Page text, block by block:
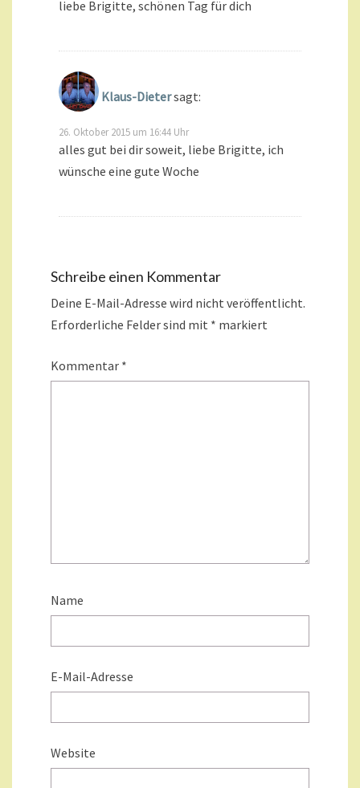
liebe Brigitte, schönen Tag für dich
Klaus-Dietersagt:
26. Oktober 2015 um 16:44 Uhr
alles gut bei dir soweit, liebe Brigitte, ich
wünsche eine gute Woche
Schreibe einen Kommentar
Deine E-Mail-Adresse wird nicht veröffentlicht.
Erforderliche Felder sind mit * markiert
Kommentar *
Name
E-Mail-Adresse
Website